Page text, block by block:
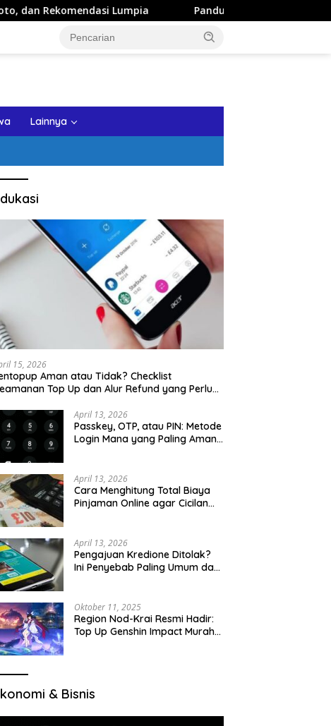
Lumpia Panduan Wisata Keluarga ke Kota Batu:
Lainnya
15, 2026
Aman atau Tidak? Checklist
Top Up dan Alur Refund yang Perlu
April 13, 2026
Passkey, OTP, atau PIN: Metode
Login Mana yang Paling Aman
April 13, 2026
Cara Menghitung Total Biaya
Pinjaman Online agar Cicilan
April 13, 2026
Pengajuan Kredione Ditolak?
Ini Penyebab Paling Umum dan
Oktober 11, 2025
Region Nod-Krai Resmi Hadir:
Top Up Genshin Impact Murah
& Bisnis